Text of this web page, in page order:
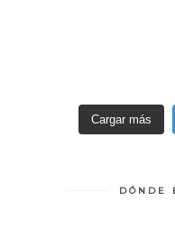
Cargar más
DÓNDE